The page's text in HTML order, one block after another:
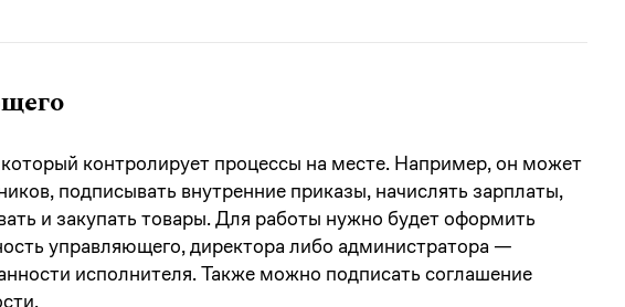
контролирует процессы на месте. Например, он может
подписывать внутренние приказы, начислять зарплаты,
и закупать товары. Для работы нужно будет оформить
управляющего, директора либо администратора —
исполнителя. Также можно подписать соглашение